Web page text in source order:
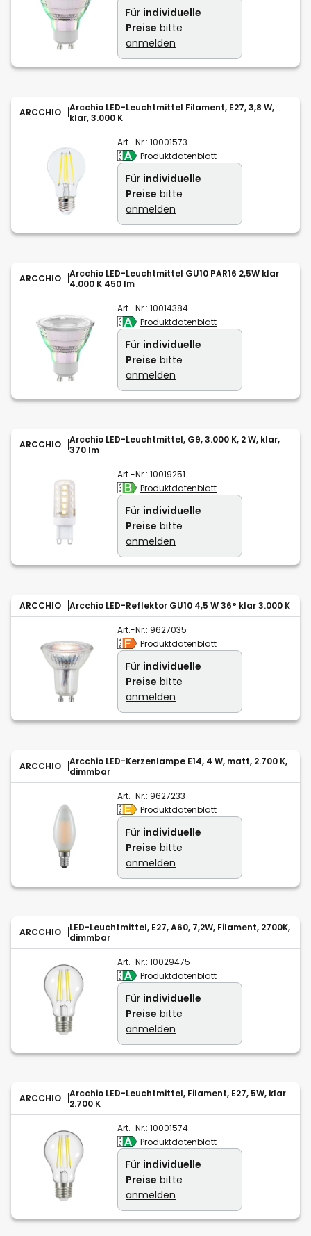
Für individuelle
Preise bitte
anmelden
ARCCHIO
Arcchio LED-Leuchtmittel Filament, E27, 3,8 W,
klar, 3.000 K
Art.-Nr.: 10001573
Produktdatenblatt
Für individuelle
Preise bitte
anmelden
ARCCHIO
Arcchio LED-Leuchtmittel GU10 PAR16 2,5W klar
4.000 K 450 lm
Art.-Nr.: 10014384
Produktdatenblatt
Für individuelle
Preise bitte
anmelden
ARCCHIO
Arcchio LED-Leuchtmittel, G9, 3.000 K, 2 W, klar,
370 lm
Art.-Nr.: 10019251
Produktdatenblatt
Für individuelle
Preise bitte
anmelden
ARCCHIO Arcchio LED-Reflektor GU10 4,5 W 36° klar 3.000 K
Art.-Nr.: 9627035
Produktdatenblatt
Für individuelle
Preise bitte
anmelden
ARCCHIO
Arcchio LED-Kerzenlampe E14, 4 W, matt, 2.700 K,
dimmbar
Art.-Nr.: 9627233
Produktdatenblatt
Für individuelle
Preise bitte
anmelden
ARCCHIO
LED-Leuchtmittel, E27, A60, 7,2W, Filament, 2700K,
dimmbar
Art.-Nr.: 10029475
Produktdatenblatt
Für individuelle
Preise bitte
anmelden
ARCCHIO
Arcchio LED-Leuchtmittel, Filament, E27, 5W, klar
2.700 K
Art.-Nr.: 10001574
Produktdatenblatt
Für individuelle
Preise bitte
anmelden